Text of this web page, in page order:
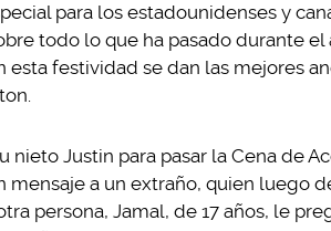
para los estadounidenses y
todo lo que ha pasado durante el
esta festividad se dan las mejores
nieto Justin para pasar la Cena de
mensaje a un extraño, quien luego
persona, Jamal, de 17 años, le